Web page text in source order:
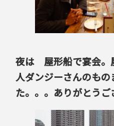
夜は 屋形船で宴会。
人ダンジーさんのも
た。。。ありがとうご